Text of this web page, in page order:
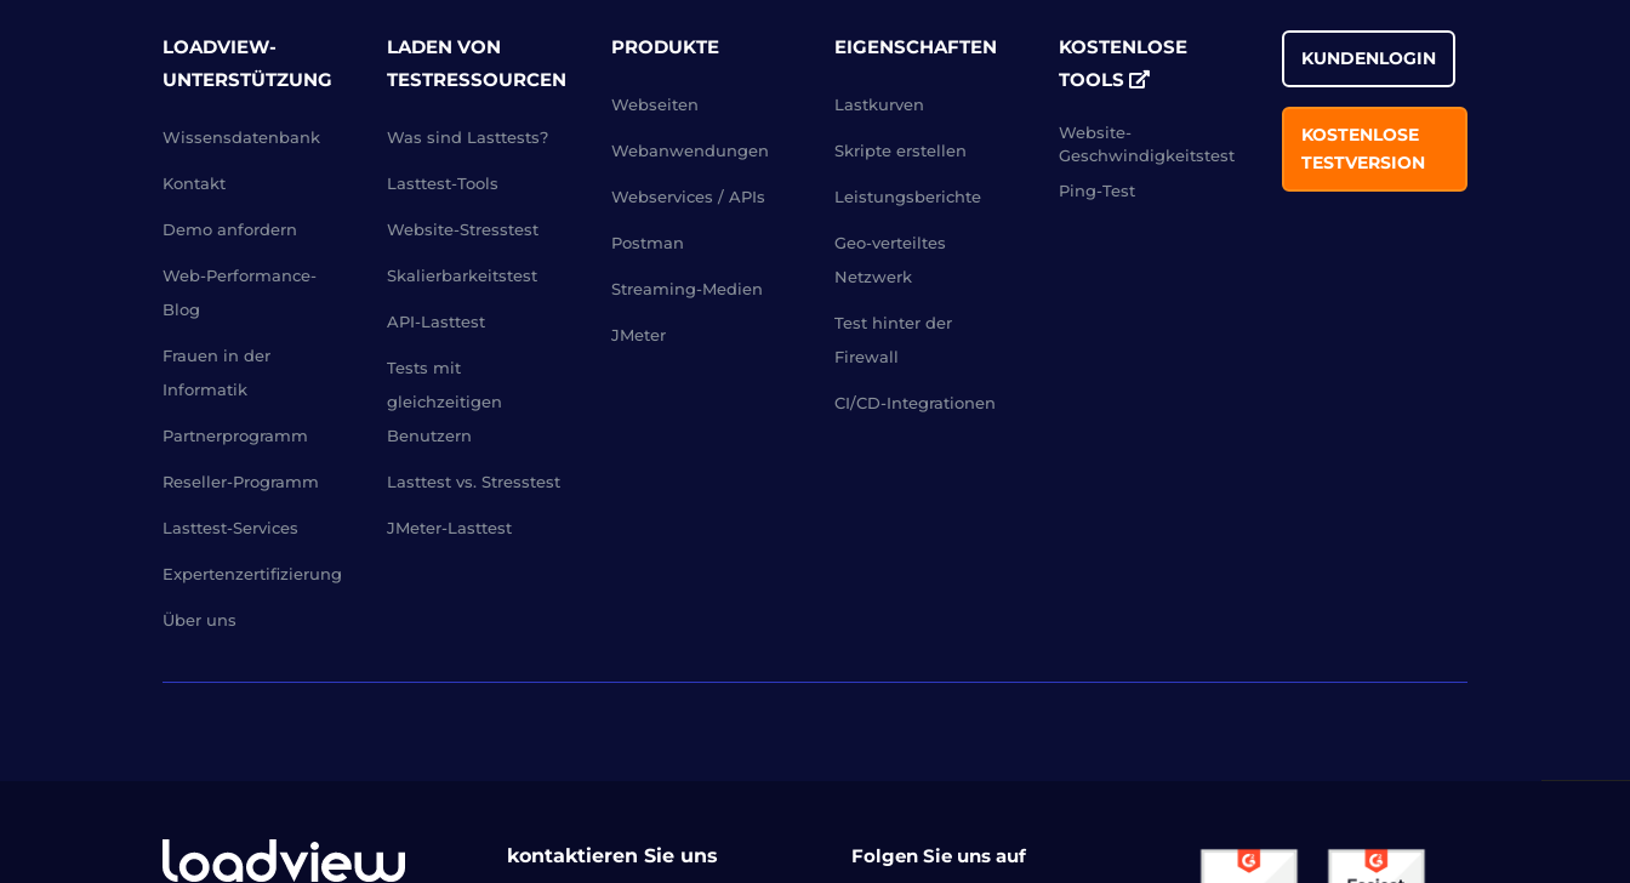
LOADVIEW-
UNTERSTÜTZUNG
Wissensdatenbank
Kontakt
Demo anfordern
Web-Performance-
Blog
Frauen in der
Informatik
Partnerprogramm
Reseller-Programm
Lasttest-Services
Expertenzertifizierung
Über uns
LADEN VON
TESTRESSOURCEN
Was sind Lasttests?
Lasttest-Tools
Website-Stresstest
Skalierbarkeitstest
API-Lasttest
Tests mit
gleichzeitigen
Benutzern
Lasttest vs. Stresstest
JMeter-Lasttest
PRODUKTE
Webseiten
Webanwendungen
Webservices / APIs
Postman
Streaming-Medien
JMeter
EIGENSCHAFTEN
Lastkurven
Skripte erstellen
Leistungsberichte
Geo-verteiltes
Netzwerk
Test hinter der
Firewall
CI/CD-Integrationen
KOSTENLOSE
TOOLS
Website-
Geschwindigkeitstest
Ping-Test
KUNDENLOGIN
KOSTENLOSE
TESTVERSION
kontaktieren Sie uns Folgen Sie uns auf